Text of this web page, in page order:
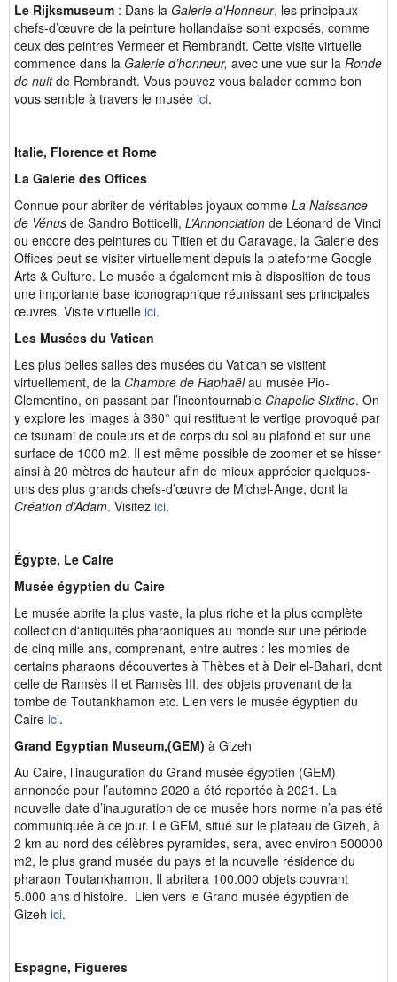
Le Rijksmuseum : Dans la Galerie d'Honneur, les principaux
chefs-d’œuvre de la peinture hollandaise sont exposés, comme
ceux des peintres Vermeer et Rembrandt. Cette visite virtuelle
commence dans la Galerie d’honneur, avec une vue sur la Ronde
de nuitde Rembrandt. Vous pouvez vous balader comme bon
vous semble à travers le musée ici.
Italie, Florence et Rome
La Galerie des Offices
Connue pour abriter de véritables joyaux comme La Naissance
de Vénus de Sandro Botticelli, L’Annonciation de Léonard de Vinci
ou encore des peintures du Titien et du Caravage, la Galerie des
Offices peut se visiter virtuellement depuis la plateforme Google
Arts & Culture. Le musée a également mis à disposition de tous
une importante base iconographique réunissant ses principales
œuvres. Visite virtuelle ici.
Les Musées du Vatican
Les plus belles salles des musées du Vatican se visitent
virtuellement, de la Chambre de Raphaëlau musée Pio-
Clementino, en passant par l’incontournable Chapelle Sixtine. On
y explore les images à 360° qui restituent le vertige provoqué par
ce tsunami de couleurs et de corps du sol au plafond et sur une
surface de 1000 m2. Il est même possible de zoomer et se hisser
ainsi à 20 mètres de hauteur afin de mieux apprécier quelques-
uns des plus grands chefs-d’œuvre de Michel-Ange, dont la
Création d’Adam. Visitez ici.
Égypte, Le Caire
Musée égyptien du Caire
Le musée abrite la plus vaste, la plus riche et la plus complète
collection d'antiquités pharaoniques au monde sur une période
de cinq mille ans, comprenant, entre autres : les momies de
certains pharaons découvertes à Thèbes et à Deir el-Bahari, dont
celle de Ramsès II et Ramsès III, des objets provenant de la
tombe de Toutankhamon etc. Lien vers le musée égyptien du
Caire ici.
Grand Egyptian Museum,(GEM) à Gizeh
Au Caire, l’inauguration du Grand musée égyptien (GEM)
annoncée pour l’automne 2020 a été reportée à 2021. La
nouvelle date d’inauguration de ce musée hors norme n’a pas été
communiquée à ce jour. Le GEM, situé sur le plateau de Gizeh, à
2 km au nord des célèbres pyramides, sera, avec environ 500000
m2, le plus grand musée du pays et la nouvelle résidence du
pharaon Toutankhamon. Il abritera 100.000 objets couvrant
5.000 ans d’histoire. Lien vers le Grand musée égyptien de
Gizeh ici.
Espagne, Figueres